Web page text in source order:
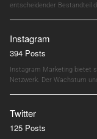
entscheidender Bestandteil
Instagram
394 Posts
Instagram Marketing bietet
Netzwerk. Der Wachstum
Twitter
125 Posts